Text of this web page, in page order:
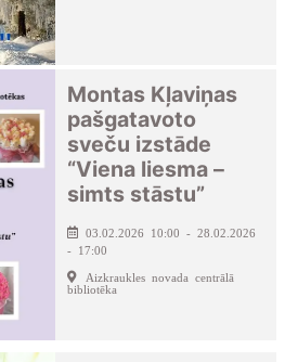
Montas Kļaviņas
pašgatavoto
sveču izstāde
“Viena liesma –
simts stāstu”
03.02.2026 10:00 - 28.02.2026
- 17:00
Aizkraukles novada centrālā
bibliotēka